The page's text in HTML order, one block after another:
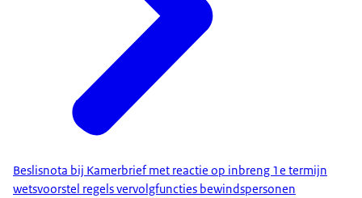
Beslisnota bij Kamerbrief met reactie op inbreng 1e termijn
wetsvoorstel regels vervolgfuncties bewindspersonen